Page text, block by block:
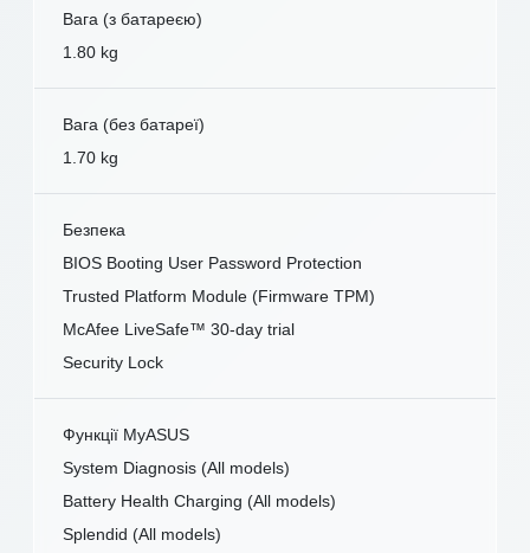
Вага (з батареєю)
1.80 kg
Вага (без батареї)
1.70 kg
Безпека
BIOS Booting User Password Protection
Trusted Platform Module (Firmware TPM)
McAfee LiveSafe™ 30-day trial
Security Lock
Функції MyASUS
System Diagnosis (All models)
Battery Health Charging (All models)
Splendid (All models)